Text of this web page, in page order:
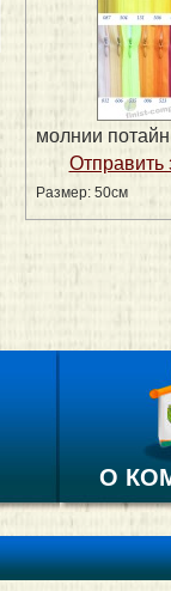
молнии
Размер: 50см
О